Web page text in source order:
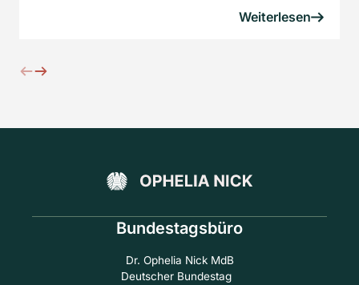
Weiterlesen
Bundestagsbüro
Dr. Ophelia Nick MdB
Deutscher Bundestag